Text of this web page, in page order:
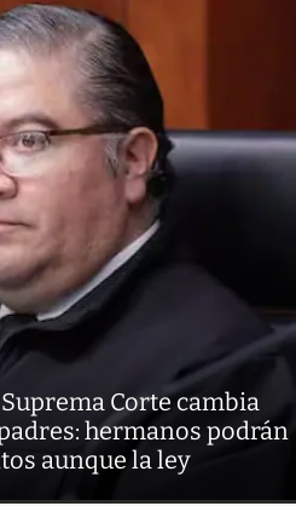
Corte cambia
hermanos podrán
aunque la ley